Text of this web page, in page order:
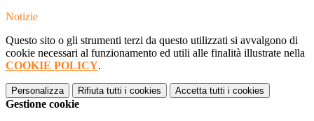
Notizie
Questo sito o gli strumenti terzi da questo utilizzati si avvalgono di
cookie necessari al funzionamento ed utili alle finalità illustrate nella
COOKIE POLICY.
Personalizza Rifiuta tutti i cookies Accetta tutti i cookies
Gestione cookie